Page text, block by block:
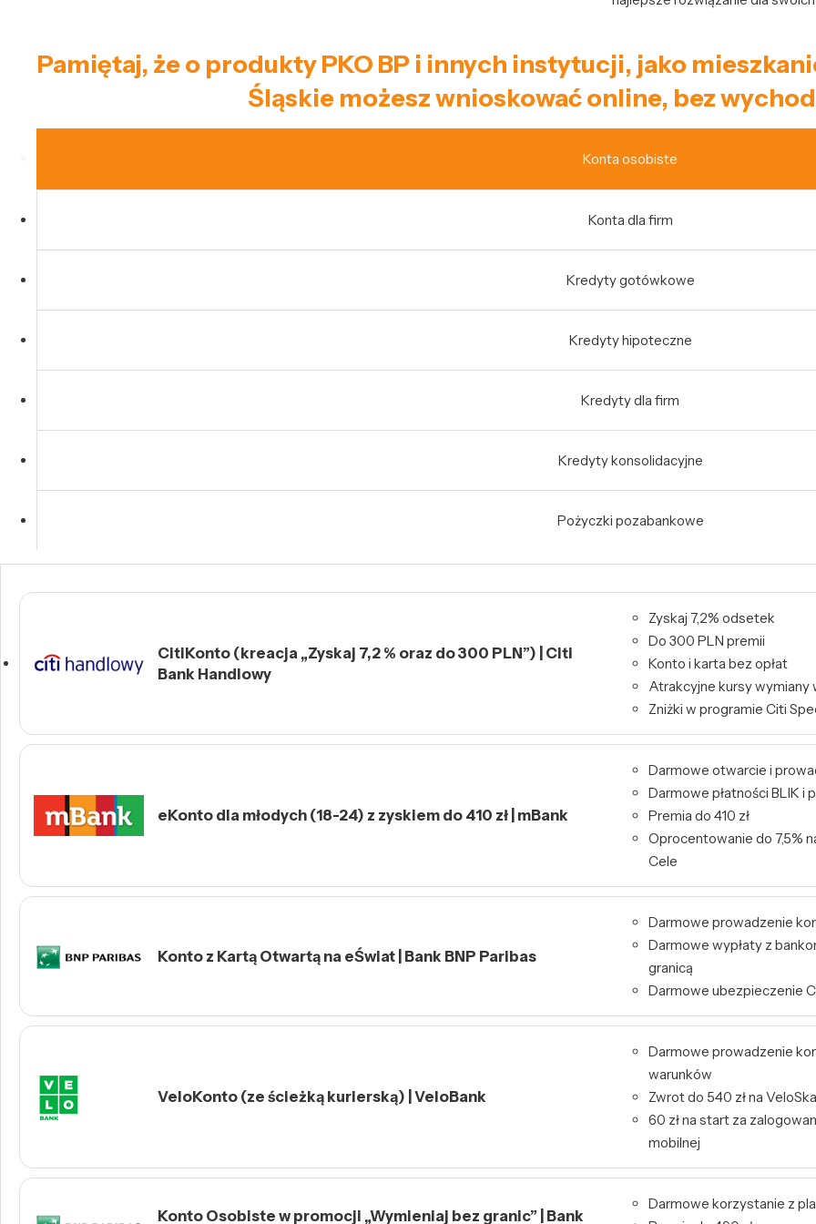
Pamiętaj, że o produkty PKO BP i innych instytucji, jako
Śląskie możesz wnioskować online, bez
Konta osobiste
Konta dla firm
Kredyty gotówkowe
Kredyty hipoteczne
Kredyty dla firm
Kredyty konsolidacyjne
Pożyczki pozabankowe
CitiKonto (kreacja „Zyskaj 7,2 % oraz do 300 PLN”) | Citi
Bank Handlowy
Zyskaj 7,2% odsetek
Do 300 PLN premii
Konto i karta bez opłat
Atrakcyjne kursy wymiany
Zniżki w programie Citi
eKonto dla młodych (18-24) z zyskiem do 410 zł | mBank
Darmowe otwarcie i
Darmowe płatności BLIK i
Premia do 410 zł
Oprocentowanie do 7,5%
Cele
Konto z Kartą Otwartą na eŚwiat | Bank BNP Paribas
Darmowe prowadzenie
Darmowe wypłaty z
granicą
Darmowe ubezpieczenie
VeloKonto (ze ścieżką kurierską) | VeloBank
Darmowe prowadzenie
warunków
Zwrot do 540 zł na
60 zł na start za
mobilnej
Konto Osobiste w promocji „Wymieniaj bez granic” | Bank
Darmowe korzystanie z